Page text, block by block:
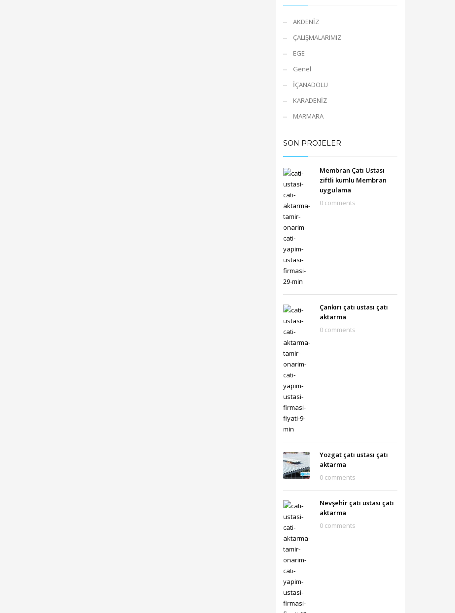
AKDENİZ
ÇALIŞMALARIMIZ
EGE
Genel
İÇANADOLU
KARADENİZ
MARMARA
SON PROJELER
Membran Çatı Ustası
ziftli kumlu Membran
uygulama
0 comments
Çankırı çatı ustası çatı
aktarma
0 comments
Yozgat çatı ustası çatı
aktarma
0 comments
Nevşehir çatı ustası çatı
aktarma
0 comments